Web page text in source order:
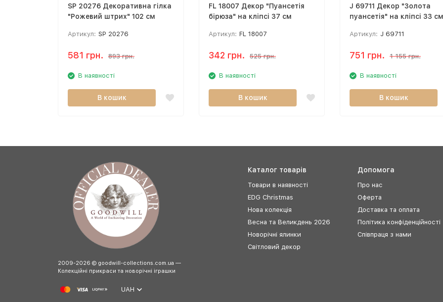
SP 20276 Декоративна гілка
"Рожевий штрих" 102 см
Артикул: SP 20276
581 грн. 893 грн.
В наявності
В кошик
FL 18007 Декор "Пуансетія
бірюза" на кліпсі 37 см
Артикул: FL 18007
342 грн. 525 грн.
В наявності
В кошик
J 69711 Декор "Золота
пуансетія" на кліпсі 33 см
Артикул: J 69711
751 грн. 1 155 грн.
В наявності
В кошик
2009-2026 © goodwill-collections.com.ua —
Колекційні прикраси та новорічні іграшки
UAH
Каталог товарів
Товари в наявності
EDG Christmas
Нова колекція
Весна та Великдень 2026
Новорічні ялинки
Світловий декор
Допомога
Про нас
Оферта
Доставка та оплата
Політика конфіденційності
Співпраця з нами